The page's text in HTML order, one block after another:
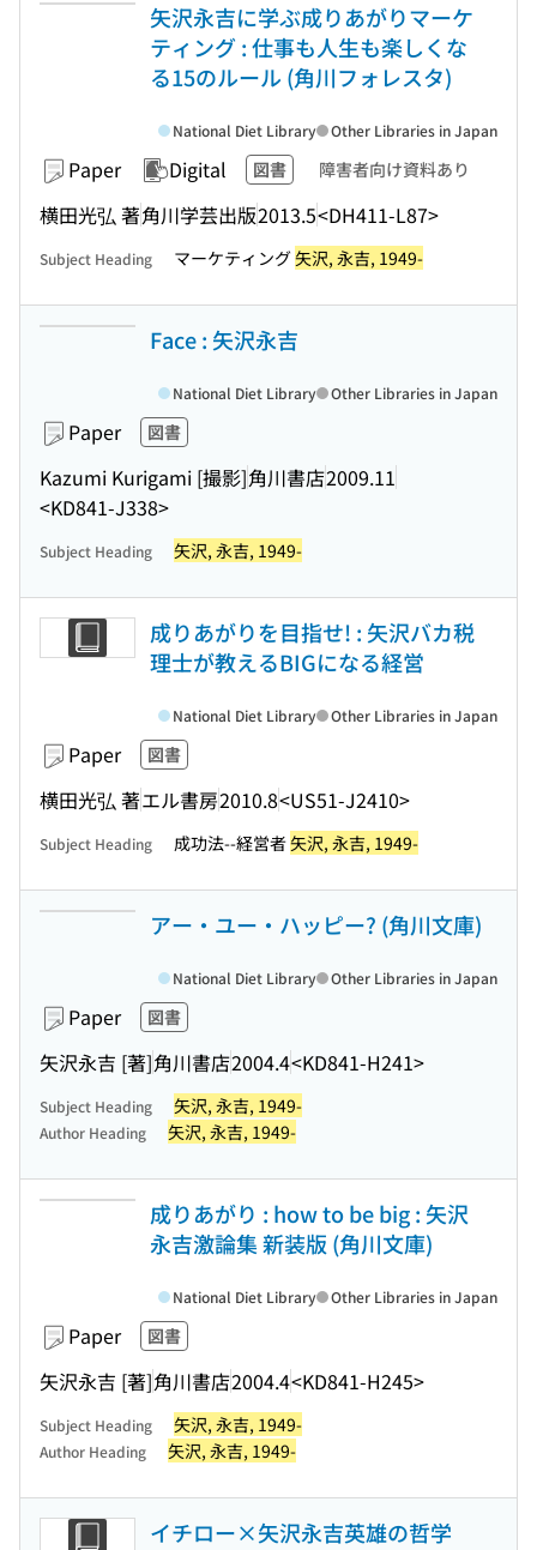
矢沢永吉に学ぶ成りあがりマーケ
ティング : 仕事も人生も楽しくな
る15のルール (角川フォレスタ)
Paper Digital 図書 障害者向け資料あり
横田光弘 著角川学芸出版2013.5<DH411-L87>
National Diet Library Other Libraries in Japan
Subject Heading マーケティング矢沢, 永吉, 1949-
Face : 矢沢永吉
Paper 図書
Kazumi Kurigami [撮影]角川書店2009.11
<KD841-J338>
National Diet Library Other Libraries in Japan
Subject Heading 矢沢, 永吉, 1949-
成りあがりを目指せ! : 矢沢バカ税
理士が教えるBIGになる経営
Paper 図書
横田光弘 著エル書房2010.8<US51-J2410>
National Diet Library Other Libraries in Japan
Subject Heading 成功法--経営者矢沢, 永吉, 1949-
アー・ユー・ハッピー? (角川文庫)
Paper 図書
矢沢永吉 [著]角川書店2004.4<KD841-H241>
National Diet Library Other Libraries in Japan
Subject Heading 矢沢, 永吉, 1949-
Author Heading 矢沢, 永吉, 1949-
成りあがり : how to be big : 矢沢
永吉激論集 新装版 (角川文庫)
Paper 図書
矢沢永吉 [著]角川書店2004.4<KD841-H245>
National Diet Library Other Libraries in Japan
Subject Heading 矢沢, 永吉, 1949-
Author Heading 矢沢, 永吉, 1949-
イチロー×矢沢永吉英雄の哲学